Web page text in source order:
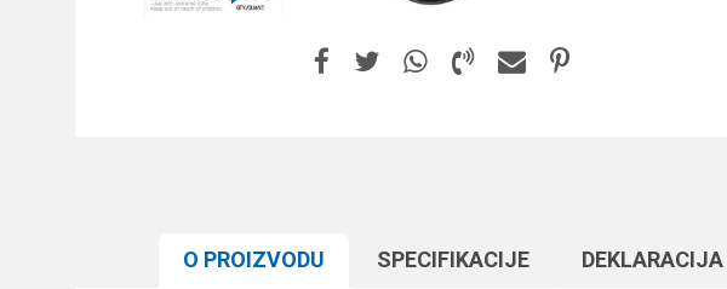
O PROIZVODU SPECIFIKACIJЕ DEKLARACIJA